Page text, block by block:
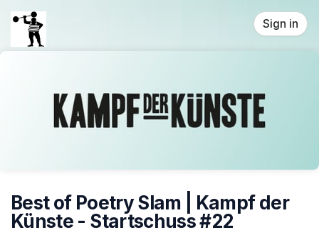
Skip header
Sign in
Best of Poetry Slam | Kampf der
Künste - Startschuss #22